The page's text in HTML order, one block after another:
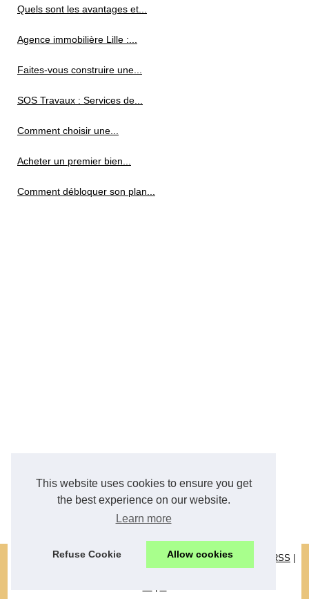
This website uses cookies to ensure you get
the best experience on our website.
Learn more
Refuse Cookie Allow cookies
Quels sont les avantages et...
Agence immobilière Lille :...
Faites-vous construire une...
SOS Travaux : Services de...
Comment choisir une...
Acheter un premier bien...
Comment débloquer son plan...
Crt-immobilier.com| Schéma site web|Cookies Policy RSS